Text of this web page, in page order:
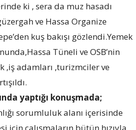
ki , sera da muz hasadı
ve Hassa Organize
kuş bakışı gözlendi.Yemek
Tüneli ve OSB’nin
,iş adamları ,turizmciler ve
yaptığı konuşmada;
sorumluluk alanı içerisinde